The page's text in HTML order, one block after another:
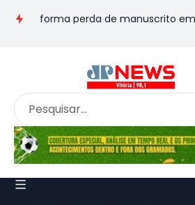
perda de manuscrito em